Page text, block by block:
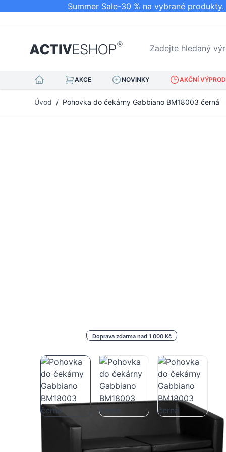
Summer Sale-30 % na vybrané
Zadejte hledaný
AKCE NOVINKY AKČNÍ
Úvod / Pohovka do čekárny Gabbiano BM18003 černá
Doprava zdarma nad 1 000 Kč